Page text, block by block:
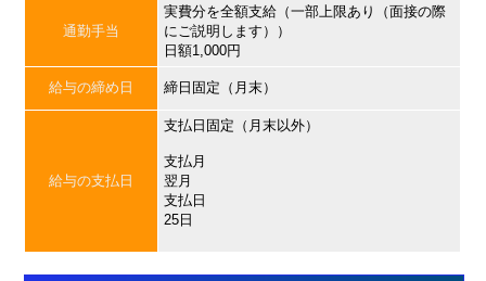
通勤手当
実費分を全額支給（一部上限あり（面接の際
にご説明します））
日額1,000円
給与の締め日 締日固定（月末）
給与の支払日
支払日固定（月末以外）
支払月
翌月
支払日
25日